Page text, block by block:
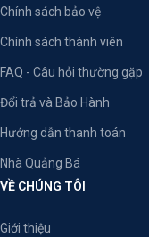
Chính sách bảo vệ
Chính sách thành viên
FAQ - Câu hỏi thường gặp
Đổi trả và Bảo Hành
Hướng dẫn thanh toán
Nhà Quảng Bá
VỀ CHÚNG TÔI
Giới thiệu